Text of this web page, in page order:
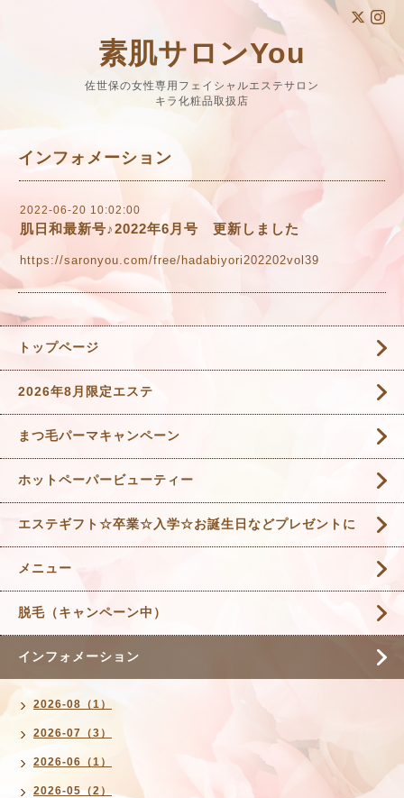
素肌サロンYou
佐世保の女性専用フェイシャルエステサロン
キラ化粧品取扱店
インフォメーション
2022-06-20 10:02:00
肌日和最新号♪2022年6月号 更新しました
https://saronyou.com/free/hadabiyori202202vol39
トップページ
2026年8月限定エステ
まつ毛パーマキャンペーン
ホットペーパービューティー
エステギフト☆卒業☆入学☆お誕生日などプレゼントに
メニュー
脱毛（キャンペーン中）
インフォメーション
2026-08（1）
2026-07（3）
2026-06（1）
2026-05（2）